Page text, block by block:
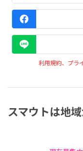
利用規約、プラ
スマウトは地